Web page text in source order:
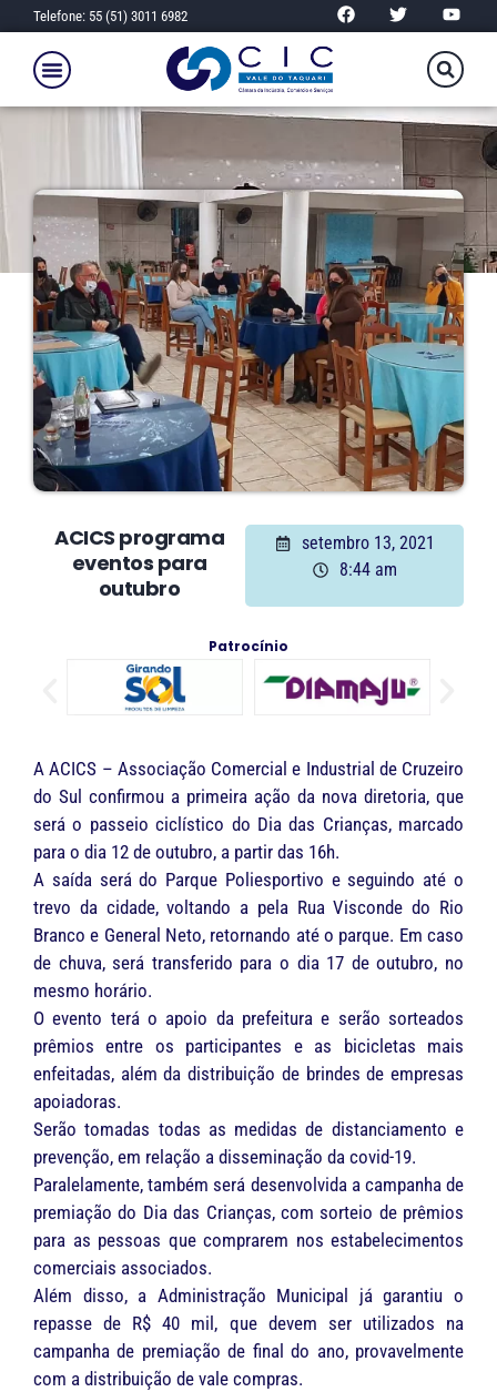
Telefone: 55 (51) 3011 6982
ACICS programa
eventos para
outubro
setembro 13, 2021
8:44 am
Patrocínio
A ACICS – Associação Comercial e Industrial de Cruzeiro
do Sul confirmou a primeira ação da nova diretoria, que
será o passeio ciclístico do Dia das Crianças, marcado
para o dia 12 de outubro, a partir das 16h.
A saída será do Parque Poliesportivo e seguindo até o
trevo da cidade, voltando a pela Rua Visconde do Rio
Branco e General Neto, retornando até o parque. Em caso
de chuva, será transferido para o dia 17 de outubro, no
mesmo horário.
O evento terá o apoio da prefeitura e serão sorteados
prêmios entre os participantes e as bicicletas mais
enfeitadas, além da distribuição de brindes de empresas
apoiadoras.
Serão tomadas todas as medidas de distanciamento e
prevenção, em relação a disseminação da covid-19.
Paralelamente, também será desenvolvida a campanha de
premiação do Dia das Crianças, com sorteio de prêmios
para as pessoas que comprarem nos estabelecimentos
comerciais associados.
Além disso, a Administração Municipal já garantiu o
repasse de R$ 40 mil, que devem ser utilizados na
campanha de premiação de final do ano, provavelmente
com a distribuição de vale compras.